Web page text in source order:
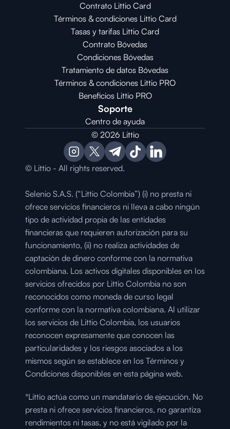
Contrato Littio Card
Términos & condiciones Littio Card
Tasas y tarifas Littio Card
Contrato Bóvedas
Condiciones Bóvedas
Tratamiento de datos Bóvedas
Términos & condiciones Littio PRO
Beneficios Littio PRO
Soporte
Centro de ayuda
© 2026 Littio
© Littio - All rights reserved.
Selenio S.A.S. (“Littio Colombia”) (i) no presta ni
ofrece servicios financieros ni lleva a cabo ningún
tipo de actividad propia de las entidades
financieras que requieren autorización para su
funcionamiento, (ii) no realiza actividades de
captación de dinero conforme con la normativa
colombiana. Los activos digitales disponibles en los
servicios ofrecidos por Littio Colombia no son
reconocidos como moneda de curso legal
conforme con la normativa colombiana. Al utilizar
los servicios de Littio Colombia, los usuarios
reconocen expresamente que conocen las
particularidades y los riesgos asociados a los
mismos según se establece en los Términos y
Condiciones disponibles en esta página web.
*Littio actúa como un mandatario de ejecución. No
presta ni ofrece servicios financieros, no garantiza
rendimientos ni tasas, y no está vigilado por la